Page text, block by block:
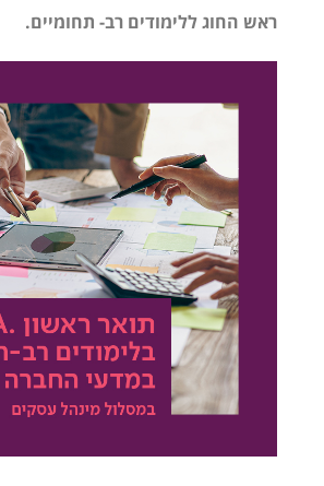
ראש החוג ללימודים רב- תחומיים.